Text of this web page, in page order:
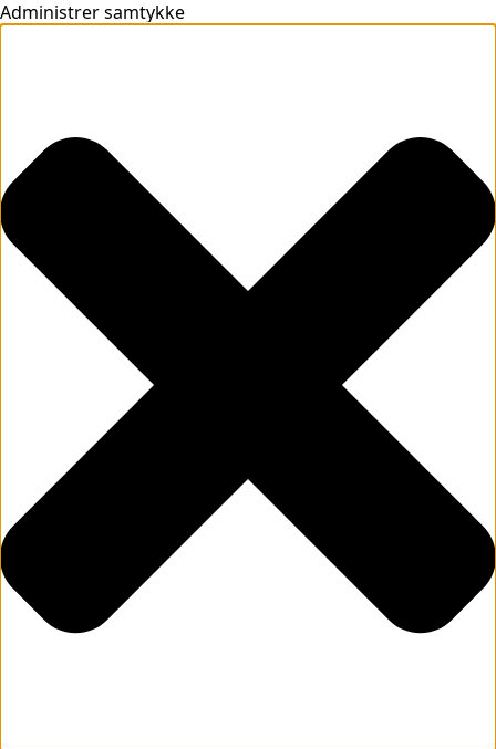
Administrer samtykke